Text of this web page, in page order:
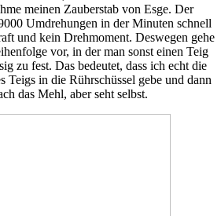
meinen Zauberstab von Esge. Der
Umdrehungen in der Minuten schnell
und kein Drehmoment. Deswegen gehe
vor, in der man sonst einen Teig
zu fest. Das bedeutet, dass ich echt die
Teigs in die Rührschüssel gebe und dann
das Mehl, aber seht selbst.